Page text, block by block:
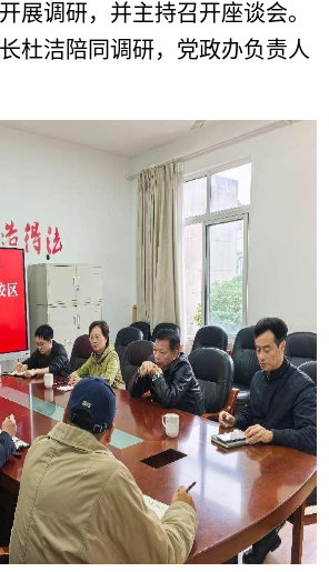
展调研，并主持召开座谈会。
杜洁陪同调研，党政办负责人